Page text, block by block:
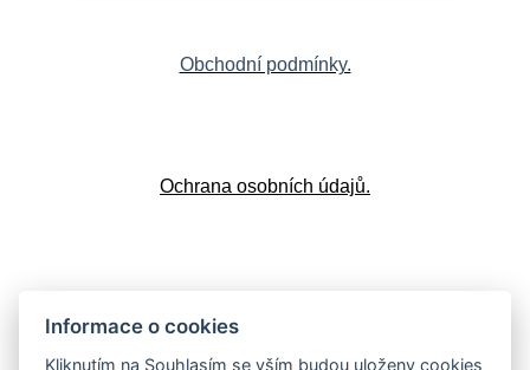
Obchodní podmínky.
Ochrana osobních údajů.
Informace o cookies
Kliknutím na Souhlasím se vším budou uloženy cookies